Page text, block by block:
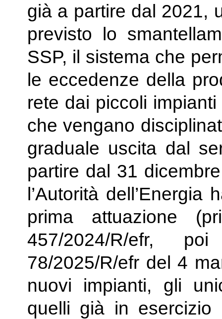
già a partire dal 2021,
previsto lo
SSP, il sistema che
le eccedenze della
rete dai piccoli
che vengano
graduale uscita dal
partire dal 31
l’Autorità
prima attuazione
457/2024/R/efr,
78/2025/R/efr del 4
nuovi impianti, gli
quelli già in